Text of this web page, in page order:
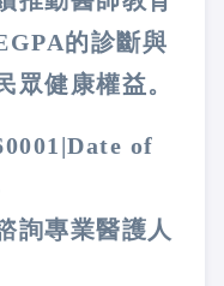
的診斷與
眾健康權益。
of
詢專業醫護人